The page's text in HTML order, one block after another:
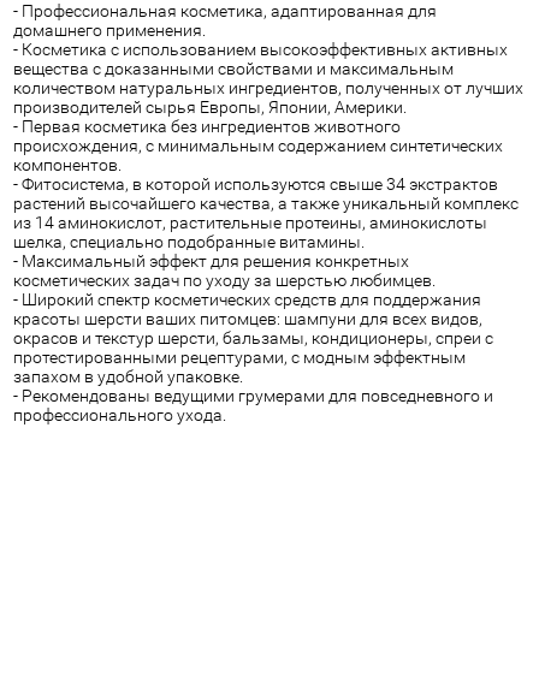
- Профессиональная косметика, адаптированная для
домашнего применения.
- Косметика с использованием высокоэффективных активных
вещества с доказанными свойствами и максимальным
количеством натуральных ингредиентов, полученных от лучших
производителей сырья Европы, Японии, Америки.
- Первая косметика без ингредиентов животного
происхождения, с минимальным содержанием синтетических
компонентов.
- Фитосистема, в которой используются свыше 34 экстрактов
растений высочайшего качества, а также уникальный комплекс
из 14 аминокислот, растительные протеины, аминокислоты
шелка, специально подобранные витамины.
- Максимальный эффект для решения конкретных
косметических задач по уходу за шерстью любимцев.
- Широкий спектр косметических средств для поддержания
красоты шерсти ваших питомцев: шампуни для всех видов,
окрасов и текстур шерсти, бальзамы, кондиционеры, спреи с
протестированными рецептурами, с модным эффектным
запахом в удобной упаковке.
- Рекомендованы ведущими грумерами для повседневного и
профессионального ухода.